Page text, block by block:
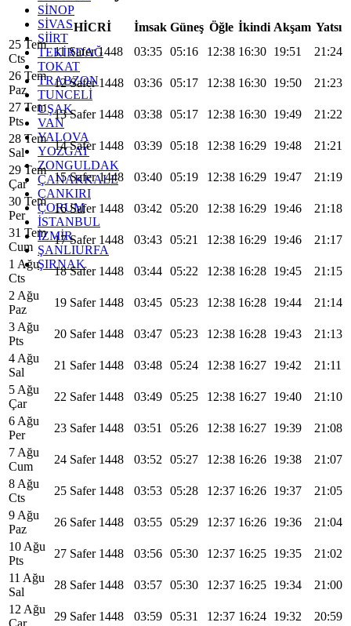
SİNOP
SİVAS
SİİRT
TEKİRDAĞ
TOKAT
TRABZON
TUNCELİ
UŞAK
VAN
YALOVA
YOZGAT
ZONGULDAK
ÇANAKKALE
ÇANKIRI
ÇORUM
İSTANBUL
İZMİR
ŞANLIURFA
ŞIRNAK
HİCRİ İmsak Güneş Öğle İkindi Akşam Yatsı
25 Tem
Cts
11 Safer 1448 03:35 05:16 12:38 16:30 19:51
21:24
26 Tem
Paz
12 Safer 1448 03:36 05:17 12:38 16:30 19:50
21:23
27 Tem
Pts
13 Safer 1448 03:38 05:17 12:38 16:30 19:49
21:22
28 Tem
Sal
14 Safer 1448 03:39 05:18 12:38 16:29 19:48
21:21
29 Tem
Çar
15 Safer 1448 03:40 05:19 12:38 16:29 19:47
21:19
30 Tem
Per
16 Safer 1448 03:42 05:20 12:38 16:29 19:46
21:18
31 Tem
Cum
17 Safer 1448 03:43 05:21 12:38 16:29 19:46
21:17
1 Ağu
Cts
18 Safer 1448 03:44 05:22 12:38 16:28 19:45
21:15
2 Ağu
Paz
19 Safer 1448 03:45 05:23 12:38 16:28 19:44
21:14
3 Ağu
Pts
20 Safer 1448 03:47 05:23 12:38 16:28 19:43
21:13
4 Ağu
Sal
21 Safer 1448 03:48 05:24 12:38 16:27 19:42
21:11
5 Ağu
Çar
22 Safer 1448 03:49 05:25 12:38 16:27 19:40
21:10
6 Ağu
Per
23 Safer 1448 03:51 05:26 12:38 16:27 19:39
21:08
7 Ağu
Cum
24 Safer 1448 03:52 05:27 12:38 16:26 19:38
21:07
8 Ağu
Cts
25 Safer 1448 03:53 05:28 12:37 16:26 19:37
21:05
9 Ağu
Paz
26 Safer 1448 03:55 05:29 12:37 16:26 19:36
21:04
10 Ağu
Pts
27 Safer 1448 03:56 05:30 12:37 16:25 19:35
21:02
11 Ağu
Sal
28 Safer 1448 03:57 05:30 12:37 16:25 19:34
21:00
12 Ağu
29 Safer 1448 03:59 05:31 12:37 16:24 19:32 20:59